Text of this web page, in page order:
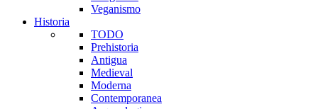
Veganismo
Historia
TODO
Prehistoria
Antigua
Medieval
Moderna
Contemporanea